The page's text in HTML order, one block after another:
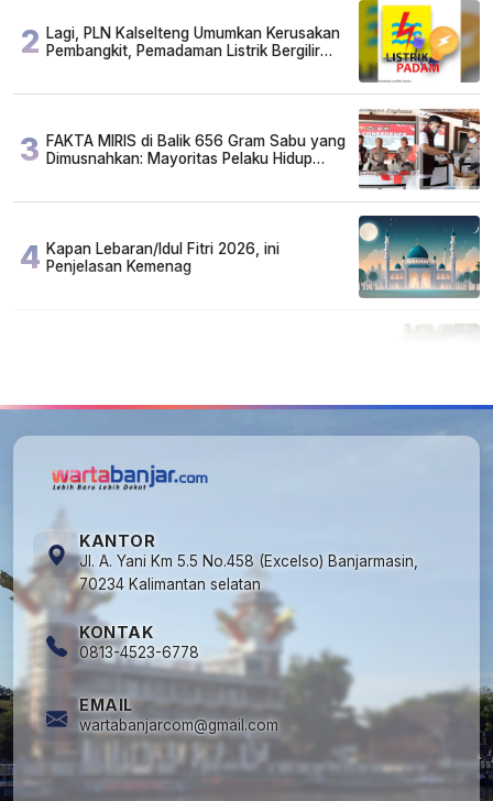
2 Lagi, PLN Kalselteng Umumkan Kerusakan
Pembangkit, Pemadaman Listrik Bergilir
3 FAKTA MIRIS di Balik 656 Gram Sabu yang
Dimusnahkan: Mayoritas Pelaku Hidup
4 Kapan Lebaran/Idul Fitri 2026, ini
Penjelasan Kemenag
KANTOR
Jl. A. Yani Km 5.5 No.458 (Excelso) Banjarmasin,
70234 Kalimantan selatan
KONTAK
0813-4523-6778
EMAIL
wartabanjarcom@gmail.com